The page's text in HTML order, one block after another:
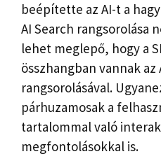
beépítette az AI-t a
AI Search rangsorolása
lehet meglepő, hogy a
összhangban vannak az
rangsorolásával.
párhuzamosak a
tartalommal való
megfontolásokkal is.